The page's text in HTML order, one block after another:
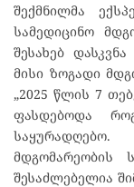
შექმნილმა
სამედიცინო
შესახებ
მისი ზოგადი
„2025 წლის 7
ფასდებოდა
მდგომარეობის
შესაძლებელია